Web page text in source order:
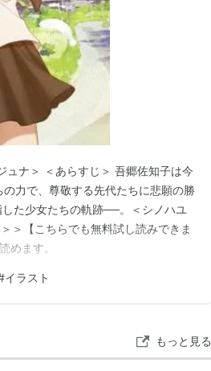
ュナ＞ ＜あらすじ＞ 吾郷佐知子は今
力で、尊敬する先代たちに悲願の勝
た少女たちの軌跡──。＜シノハユ
＞【こちらでも無料試し読みできま
めます。
イラスト
もっと見る